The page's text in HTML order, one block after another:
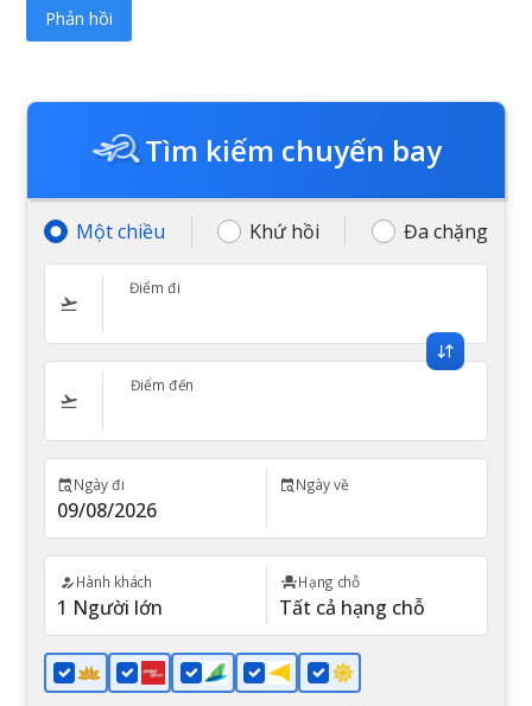
Tìm kiếm chuyến bay
Một chiều Khứ hồi Đa chặng
Điểm đi
Điểm đến
Ngày đi Ngày về
Hành khách Hạng chỗ